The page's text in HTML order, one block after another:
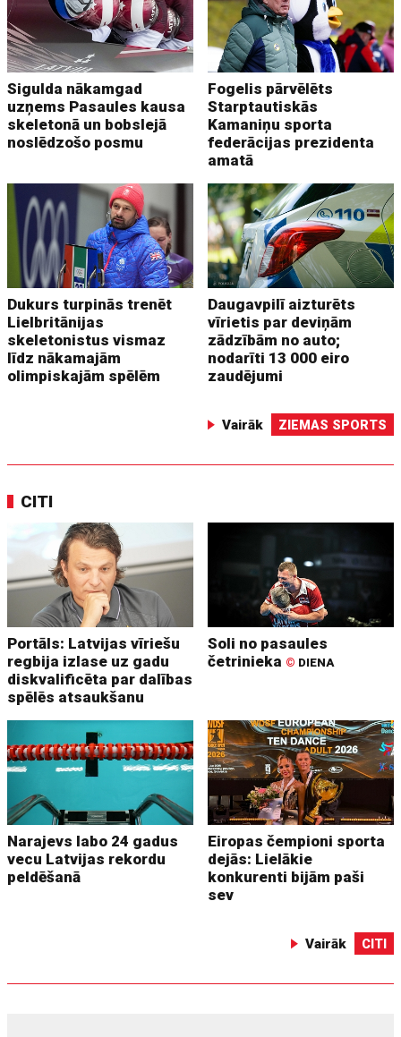
Sigulda nākamgad
uzņems Pasaules kausa
skeletonā un bobslejā
noslēdzošo posmu
Fogelis pārvēlēts
Starptautiskās
Kamaniņu sporta
federācijas prezidenta
amatā
Dukurs turpinās trenēt
Lielbritānijas
skeletonistus vismaz
līdz nākamajām
olimpiskajām spēlēm
Daugavpilī aizturēts
vīrietis par deviņām
zādzībām no auto;
nodarīti 13 000 eiro
zaudējumi
Vairāk ZIEMAS SPORTS
CITI
Portāls: Latvijas vīriešu
regbija izlase uz gadu
diskvalificēta par dalības
spēlēs atsaukšanu
Soli no pasaules
četrinieka © DIENA
Narajevs labo 24 gadus
vecu Latvijas rekordu
peldēšanā
Eiropas čempioni sporta
dejās: Lielākie
konkurenti bijām paši
sev
Vairāk CITI